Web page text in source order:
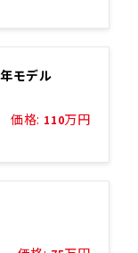
モデル
価格: 110万円